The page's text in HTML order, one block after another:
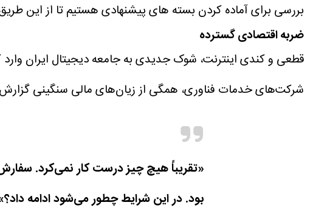
بررسی برای آماده کردن بسته های پیشنهادی هستیم تا از این
ضربه اقتصادی گسترده
قطعی و کندی اینترنت، شوک جدیدی به جامعه دیجیتال ایران
شرکت‌های خدمات فناوری، همگی از زیان‌های مالی سنگینی گزارش
«تقریباً هیچ چیز درست کار نمی‌کرد.
بود. در این شرایط چطور می‌شود ادامه